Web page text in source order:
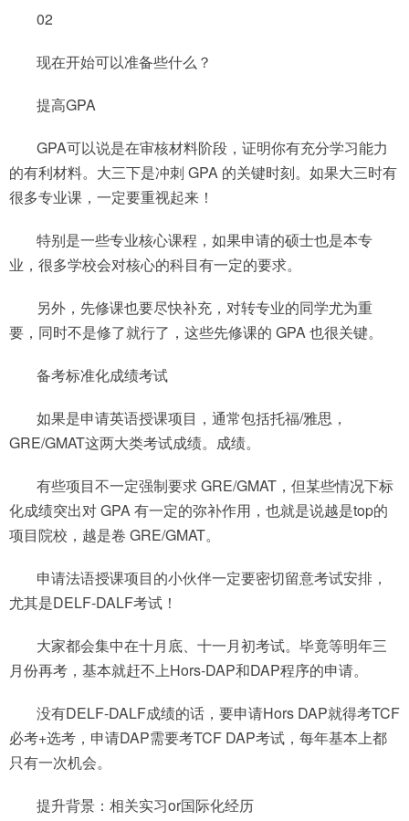
02
现在开始可以准备些什么？
提高GPA
GPA可以说是在审核材料阶段，证明你有充分学习能力
的有利材料。大三下是冲刺 GPA 的关键时刻。如果大三时有
很多专业课，一定要重视起来！
特别是一些专业核心课程，如果申请的硕士也是本专
业，很多学校会对核心的科目有一定的要求。
另外，先修课也要尽快补充，对转专业的同学尤为重
要，同时不是修了就行了，这些先修课的 GPA 也很关键。
备考标准化成绩考试
如果是申请英语授课项目，通常包括托福/雅思，
GRE/GMAT这两大类考试成绩。成绩。
‍有些项目不一定强制要求 GRE/GMAT，但某些情况下标
化成绩突出对 GPA 有一定的弥补作用，也就是说越是top的
项目院校，越是卷 GRE/GMAT。
申请法语授课项目的小伙伴一定要密切留意考试安排，
尤其是DELF-DALF考试！
大家都会集中在十月底、十一月初考试。毕竟等明年三
月份再考，基本就赶不上Hors-DAP和DAP程序的申请。
没有DELF-DALF成绩的话，要申请Hors DAP就得考TCF
必考+选考，申请DAP需要考TCF DAP考试，每年基本上都
只有一次机会。
提升背景：相关实习or国际化经历